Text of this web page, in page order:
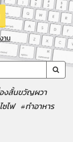
าน
งสั้นขวัญผวา
ซไฟ #ทำอาหาร